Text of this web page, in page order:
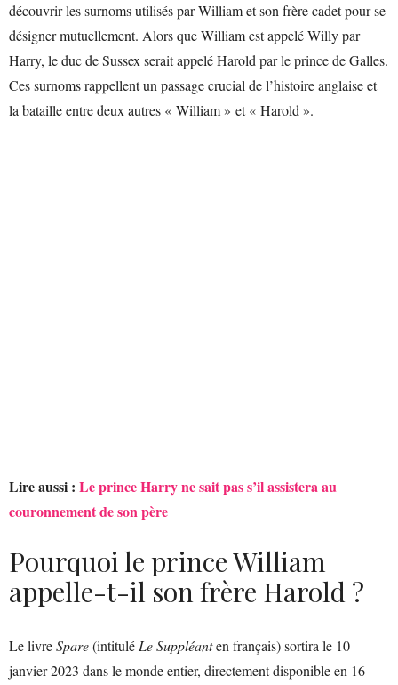
découvrir les surnoms utilisés par William et son frère cadet pour se
désigner mutuellement. Alors que William est appelé Willy par
Harry, le duc de Sussex serait appelé Harold par le prince de Galles.
Ces surnoms rappellent un passage crucial de l’histoire anglaise et
la bataille entre deux autres « William » et « Harold ».
Lire aussi : Le prince Harry ne sait pas s’il assistera au
couronnement de son père
Pourquoi le prince William
appelle-t-il son frère Harold ?
Le livreSpare(intitulé Le Suppléanten français) sortira le 10
janvier 2023 dans le monde entier, directement disponible en 16